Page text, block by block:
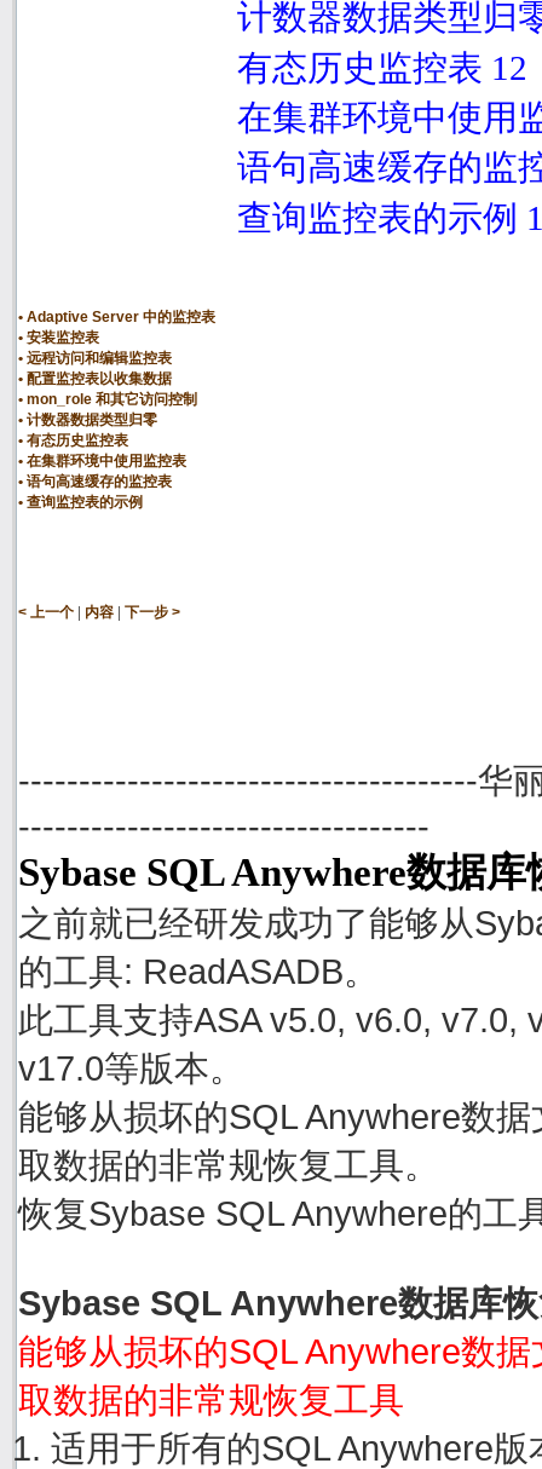
计数器数据类型归
有态历史监控表 12
在集群环境中使用
语句高速缓存的监
查询监控表的示例
Adaptive Server 中的监控表
安装监控表
远程访问和编辑监控表
配置监控表以收集数据
mon_role 和其它访问控制
计数器数据类型归零
有态历史监控表
在集群环境中使用监控表
语句高速缓存的监控表
查询监控表的示例
< 上一个 | 内容 | 下一步 >
--------------------------------------华
----------------------------------
Sybase SQL Anywhere数据
之前就已经研发成功了能够从
的工具: ReadASADB。
此工具支持ASA v5.0, v6.0, v7.0,
v17.0等版本。
能够从损坏的SQL Anywhere数
取数据的非常规恢复工具。
恢复Sybase SQL Anywhere的工
Sybase SQL Anywhere数据库
能够从损坏的SQL Anywhere数
取数据的非常规恢复工具
适用于所有的SQL Anywhere